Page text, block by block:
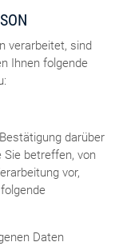
verarbeitet, sind
Ihnen folgende
darüber
Sie betreffen, von
vor,
Daten